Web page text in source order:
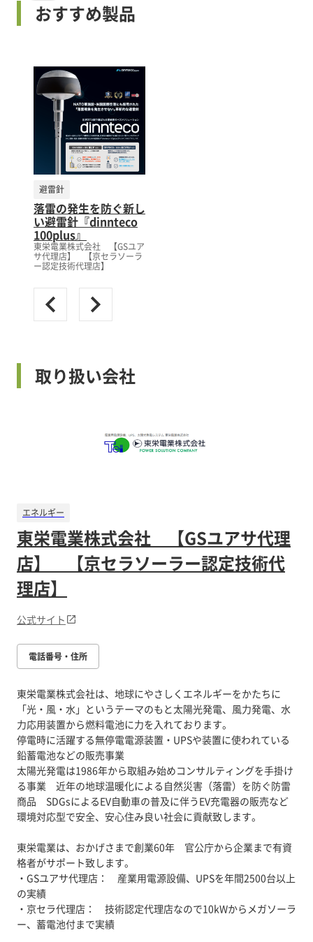
おすすめ製品
避雷針
落雷の発生を防ぐ新し
い避雷針『dinnteco
100plus』
東栄電業株式会社 【GSユア
サ代理店】 【京セラソーラ
ー認定技術代理店】
取り扱い会社
エネルギー
東栄電業株式会社 【GSユアサ代理
店】 【京セラソーラー認定技術代
理店】
公式サイト
電話番号・住所
東栄電業株式会社は、地球にやさしくエネルギーをかたちに
「光・風・水」というテーマのもと太陽光発電、風力発電、水
力応用装置から燃料電池に力を入れております。
停電時に活躍する無停電電源装置・UPSや装置に使われている
鉛蓄電池などの販売事業
太陽光発電は1986年から取組み始めコンサルティングを手掛け
る事業 近年の地球温暖化による自然災害（落雷）を防ぐ防雷
商品 SDGsによるEV自動車の普及に伴うEV充電器の販売など
環境対応型で安全、安心住み良い社会に貢献致します。
東栄電業は、おかげさまで創業60年 官公庁から企業まで有資
格者がサポート致します。
・GSユアサ代理店： 産業用電源設備、UPSを年間2500台以上
の実績
・京セラ代理店： 技術認定代理店なので10kWからメガソーラ
ー、蓄電池付まで実績